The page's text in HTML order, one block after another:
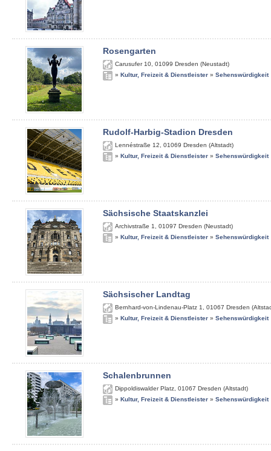
Rosengarten
Carusufer 10 01099 Dresden (Neustadt)
» Kultur, Freizeit & Dienstleister » Sehenswürdigkeit
Rudolf-Harbig-Stadion Dresden
Lennéstraße 12 01069 Dresden (Altstadt)
» Kultur, Freizeit & Dienstleister » Sehenswürdigkeit
Sächsische Staatskanzlei
Archivstraße 1 01097 Dresden (Neustadt)
» Kultur, Freizeit & Dienstleister » Sehenswürdigkeit
Sächsischer Landtag
Bernhard-von-Lindenau-Platz 1 01067 Dresden
» Kultur, Freizeit & Dienstleister » Sehenswürdigkeit
Schalenbrunnen
Dippoldiswalder Platz 01067 Dresden (Altstadt)
» Kultur, Freizeit & Dienstleister » Sehenswürdigkeit